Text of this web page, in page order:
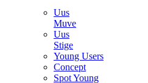
Uus
Muve
Uus
Stige
Young Users
Concept
Spot Young